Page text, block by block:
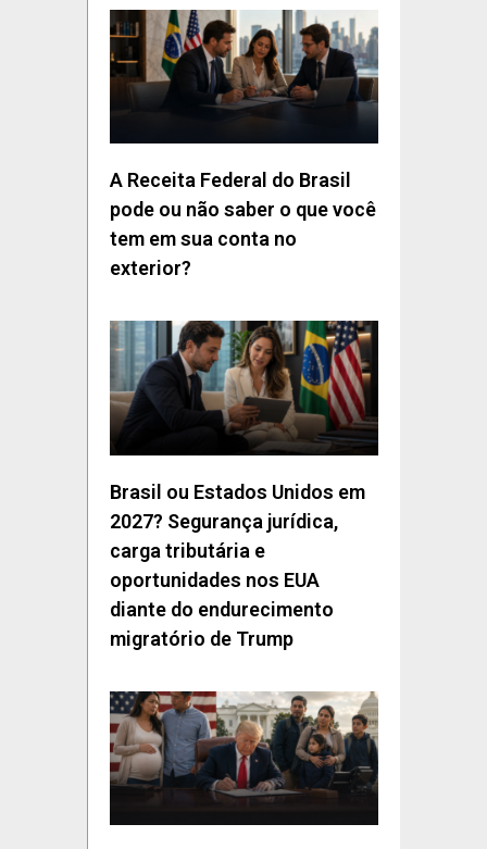
A Receita Federal do Brasil
pode ou não saber o que você
tem em sua conta no
exterior?
Brasil ou Estados Unidos em
2027? Segurança jurídica,
carga tributária e
oportunidades nos EUA
diante do endurecimento
migratório de Trump